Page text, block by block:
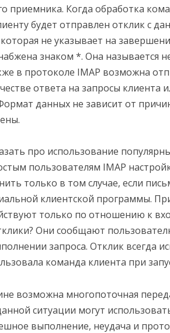
приемника. Когда обработка
будет отправлен отклик с
не указывает на
знаком *. Она называется
в протоколе IMAP возможна
ответа на запросы клиента
данных не зависит от
про использование
пользователям IMAP
только в том случае, если
клиентской программы.
только по отношению к
Они сообщают
запроса. Отклик всегда
команда клиента при
возможна многопоточная
ситуации могут
выполнение, неудача и